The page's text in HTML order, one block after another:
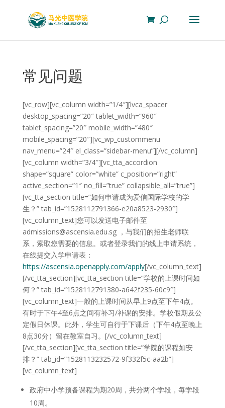
常见问题
[vc_row][vc_column width=”1/4″][lvca_spacer
desktop_spacing=”20″ tablet_width=”960″
tablet_spacing=”20″ mobile_width=”480″
mobile_spacing=”20″][vc_wp_custommenu
nav_menu=”24″ el_class=”sidebar-menu”][/vc_column]
[vc_column width=”3/4″][vc_tta_accordion
shape=”square” color=”white” c_position=”right”
active_section=”1″ no_fill=”true” collapsible_all=”true”]
[vc_tta_section title=”如何申请成为爱信国际学校的学
生？” tab_id=”1528112791366-e20a8523-2930″]
[vc_column_text]您可以发送电子邮件至
admissions@ascensia.edu.sg ，与我们的招生老师联
系，索取您需要的信息。或者登录我们的线上申请系统，
在线提交入学申请表：
https://ascensia.openapply.com/apply[/vc_column_text]
[/vc_tta_section][vc_tta_section title=”学校的上课时间如
何？” tab_id=”1528112791380-a642f235-60c9″]
[vc_column_text]一般的上课时间从早上9点至下午4点。
有时于下午4至6点之间有补习/补课的安排。学校假期及公
定假日休课。此外，学生可自行于下课后（下午4点至晚上
8点30分）留在教室自习。[/vc_column_text]
[/vc_tta_section][vc_tta_section title=”学院的课程如安
排？” tab_id=”1528113232572-9f332f5c-aa2b”]
[vc_column_text]
政府中小学预备课程为期20周，共分两个学段，每学段
10周。